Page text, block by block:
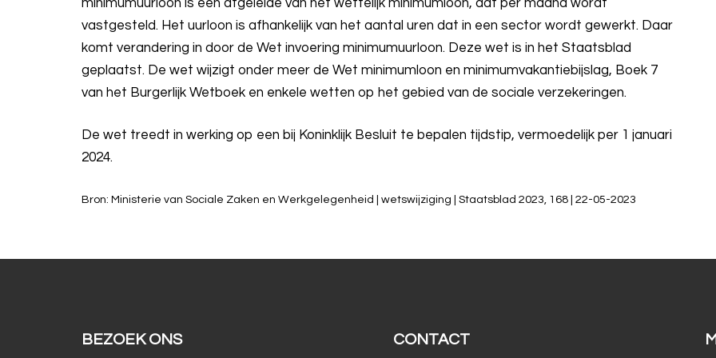
minimumuurloon is een afgeleide van het wettelijk minimumloon, dat per maand wordt
vastgesteld. Het uurloon is afhankelijk van het aantal uren dat in een sector wordt gewerkt. Daar
komt verandering in door de Wet invoering minimumuurloon. Deze wet is in het Staatsblad
geplaatst. De wet wijzigt onder meer de Wet minimumloon en minimumvakantiebijslag, Boek 7
van het Burgerlijk Wetboek en enkele wetten op het gebied van de sociale verzekeringen.
De wet treedt in werking op een bij Koninklijk Besluit te bepalen tijdstip, vermoedelijk per 1 januari
2024.
Bron: Ministerie van Sociale Zaken en Werkgelegenheid | wetswijziging | Staatsblad 2023, 168 | 22-05-2023
BEZOEK ONS CONTACT